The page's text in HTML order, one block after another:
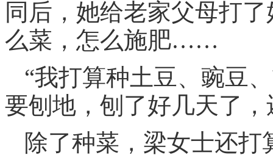
同后，她给老家父母打
么菜，怎么施肥……
“我打算种土豆、豌豆
要刨地，刨了好几天了
除了种菜，梁女士还